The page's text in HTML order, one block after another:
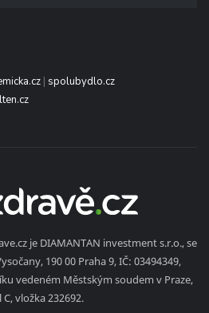
| spolubydlo.cz
je DIAMANTAN investment s.r.o., se
190 00 Praha 9, IČ: 03494349,
vedeném Městským soudem v Praze,
vložka 232692.